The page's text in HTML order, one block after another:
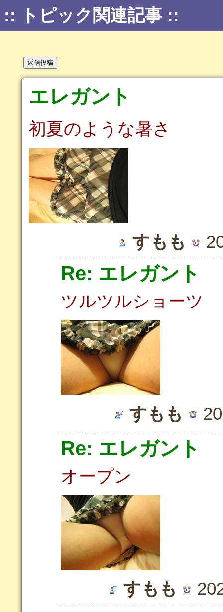
:: トピック関連記事 ::
エレガント
初夏のような暑さ
すもも
Re: エレガント
ツルツルショーツ
すもも
Re: エレガント
オープン
すもも